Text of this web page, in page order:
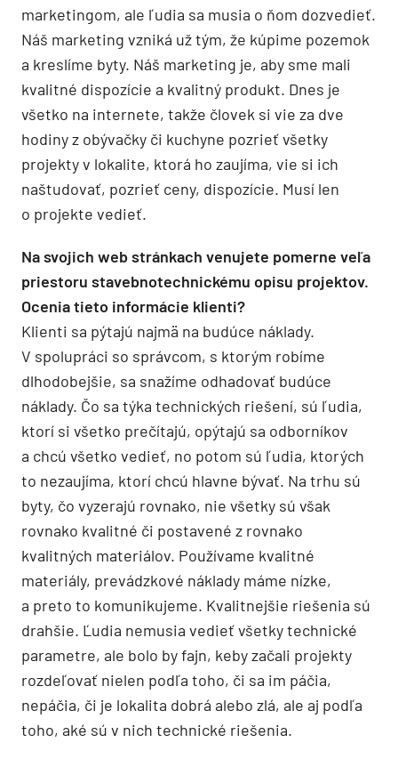
marketingom, ale ľudia sa musia o ňom dozvedieť.
Náš marketing vzniká už tým, že kúpime pozemok
a kreslíme byty. Náš marketing je, aby sme mali
kvalitné dispozície a kvalitný produkt. Dnes je
všetko na internete, takže človek si vie za dve
hodiny z obývačky či kuchyne pozrieť všetky
projekty v lokalite, ktorá ho zaujíma, vie si ich
naštudovať, pozrieť ceny, dispozície. Musí len
o projekte vedieť.
Na svojich web stránkach venujete pomerne veľa
priestoru stavebnotechnickému opisu projektov.
Ocenia tieto informácie klienti?
Klienti sa pýtajú najmä na budúce náklady.
V spolupráci so správcom, s ktorým robíme
dlhodobejšie, sa snažíme odhadovať budúce
náklady. Čo sa týka technických riešení, sú ľudia,
ktorí si všetko prečítajú, opýtajú sa odborníkov
a chcú všetko vedieť, no potom sú ľudia, ktorých
to nezaujíma, ktorí chcú hlavne bývať. Na trhu sú
byty, čo vyzerajú rovnako, nie všetky sú však
rovnako kvalitné či postavené z rovnako
kvalitných materiálov. Používame kvalitné
materiály, prevádzkové náklady máme nízke,
a preto to komunikujeme. Kvalitnejšie riešenia sú
drahšie. Ľudia nemusia vedieť všetky technické
parametre, ale bolo by fajn, keby začali projekty
rozdeľovať nielen podľa toho, či sa im páčia,
nepáčia, či je lokalita dobrá alebo zlá, ale aj podľa
toho, aké sú v nich technické riešenia.